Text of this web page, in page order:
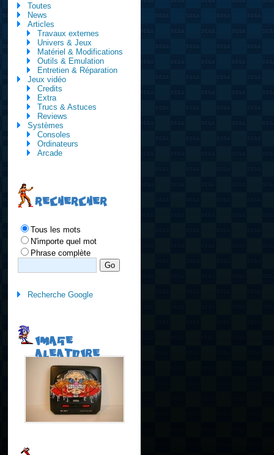
Toutes
News
Articles
Travaux externes
Univers & Jeux
Matériel & Modifications
Outils & Emulation
Entretien & Réparation
Jeux vidéo
Credits
Extra
Trucs & Astuces
Reviews
Systèmes
Consoles
Ordinateurs
Arcade
RECHERCHER
Tous les mots
N'importe quel mot
Phrase complète
Recherche Google
IMAGE
ALEATOIRE